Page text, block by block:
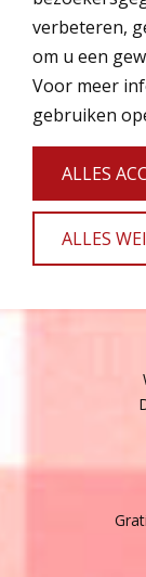
verbeteren,
om u een
Voor meer
gebruiken
ALLES
ALLES